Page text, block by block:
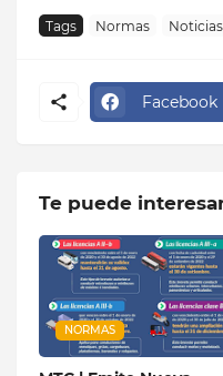
Tags Normas Noticias
Facebook
Te puede
NORMAS